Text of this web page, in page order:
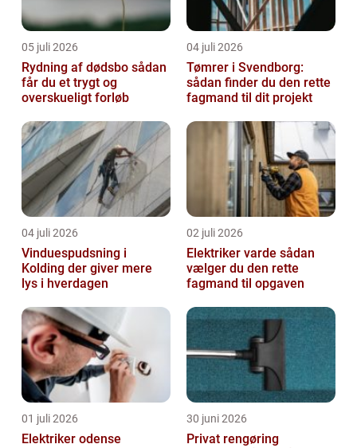
05 juli 2026
Rydning af dødsbo sådan
får du et trygt og
overskueligt forløb
04 juli 2026
Tømrer i Svendborg:
sådan finder du den rette
fagmand til dit projekt
04 juli 2026
Vinduespudsning i
Kolding der giver mere
lys i hverdagen
02 juli 2026
Elektriker varde sådan
vælger du den rette
fagmand til opgaven
01 juli 2026
Elektriker odense
30 juni 2026
Privat rengøring